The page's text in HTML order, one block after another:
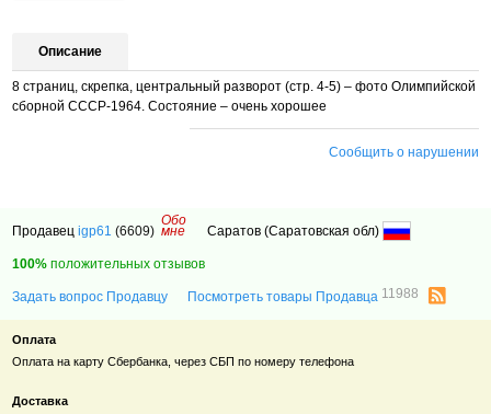
Описание
8 страниц, скрепка, центральный разворот (стр. 4-5) – фото Олимпийской
сборной СССР-1964. Состояние – очень хорошее
Сообщить о нарушении
Продавецigp61 (6609)
Обо
мне Саратов (Саратовская обл)
100% положительных отзывов
Задать вопрос Продавцу Посмотреть товары Продавца 11988
Оплата
Оплата на карту Сбербанка, через СБП по номеру телефона
Доставка